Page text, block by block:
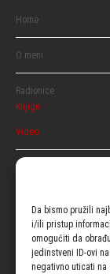
Da bismo pružili
i/ili pristup
omogućiti da
jedinstveni ID-ovi
negativno uticati
Home
O meni
Radionice
Knjige
Video
Razgovaraj
Muški
Usluge